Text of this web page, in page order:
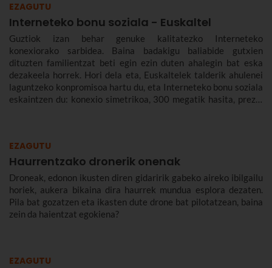
EZAGUTU
Interneteko bonu soziala - Euskaltel
Guztiok izan behar genuke kalitatezko Interneteko
konexiorako sarbidea. Baina badakigu baliabide gutxien
dituzten familientzat beti egin ezin duten ahalegin bat eska
dezakeela horrek. Hori dela eta, Euskaltelek talderik ahulenei
laguntzeko konpromisoa hartu du, eta Interneteko bonu soziala
eskaintzen du: konexio simetrikoa, 300 megatik hasita, prezio
EZAGUTU
Haurrentzako dronerik onenak
Droneak, edonon ikusten diren gidaririk gabeko aireko ibilgailu
horiek, aukera bikaina dira haurrek mundua esplora dezaten.
Pila bat gozatzen eta ikasten dute drone bat pilotatzean, baina
zein da haientzat egokiena?
EZAGUTU